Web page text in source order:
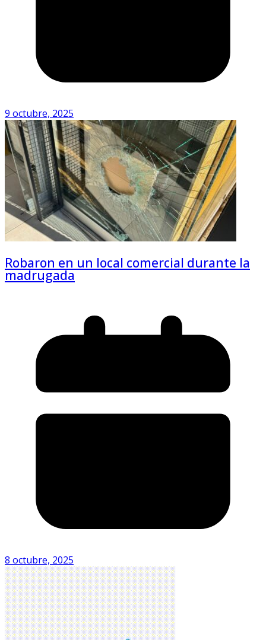
9 octubre, 2025
Robaron en un local comercial durante la
madrugada
8 octubre, 2025